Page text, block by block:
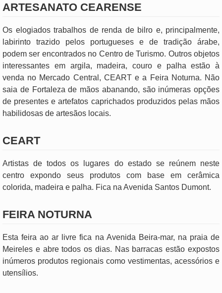
ARTESANATO CEARENSE
Os elogiados trabalhos de renda de bilro e, principalmente,
labirinto trazido pelos portugueses e de tradição árabe,
podem ser encontrados no Centro de Turismo. Outros objetos
interessantes em argila, madeira, couro e palha estão à
venda no Mercado Central, CEART e a Feira Noturna. Não
saia de Fortaleza de mãos abanando, são inúmeras opções
de presentes e artefatos caprichados produzidos pelas mãos
habilidosas de artesãos locais.
CEART
Artistas de todos os lugares do estado se reúnem neste
centro expondo seus produtos com base em cerâmica
colorida, madeira e palha. Fica na Avenida Santos Dumont.
FEIRA NOTURNA
Esta feira ao ar livre fica na Avenida Beira-mar, na praia de
Meireles e abre todos os dias. Nas barracas estão expostos
inúmeros produtos regionais como vestimentas, acessórios e
utensílios.